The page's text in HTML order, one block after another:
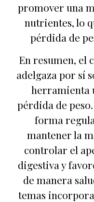
promover una
nutrientes, lo
pérdida de
En resumen, el
adelgaza por sí
herramienta
pérdida de
forma
mantener la
controlar el
digestiva y
de manera
temas